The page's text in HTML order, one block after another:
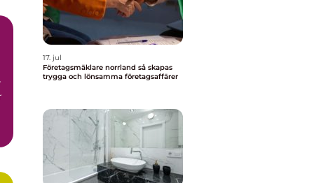
17. jul
Företagsmäklare norrland så skapas
trygga och lönsamma företagsaffärer